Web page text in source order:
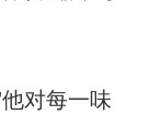
对每一味